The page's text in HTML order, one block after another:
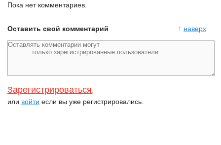
Пока нет комментариев.
↑ наверх
Оставить свой комментарий
Зарегистрироваться,
или войти если вы уже регистрировались.